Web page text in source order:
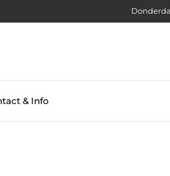
& Info